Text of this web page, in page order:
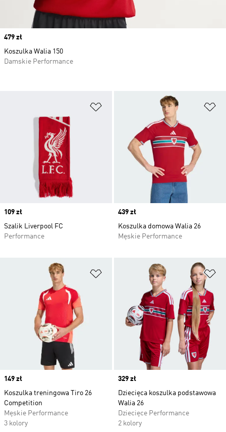
Dodaj do listy życzeń
Price
109 zł
Szalik Liverpool FC
Performance
Price
439 zł
Koszulka domowa Walia 26
Męskie Performance
Dodaj do listy życzeń
Price
149 zł
Koszulka treningowa Tiro 26
Competition
Męskie Performance
3 kolory
Price
329 zł
Dziecięca koszulka podstawowa
Walia 26
Dziecięce Performance
2 kolory
Price
479 zł
Koszulka Walia 150
Damskie Performance